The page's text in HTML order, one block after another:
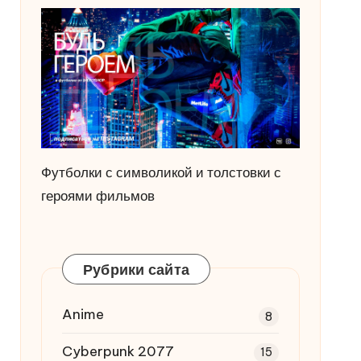
Футболки с символикой и толстовки с
героями фильмов
Рубрики сайта
Anime 8
Cyberpunk 2077 15